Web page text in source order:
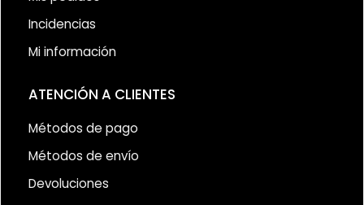
Incidencias
Mi información
ATENCIÓN A CLIENTES
Métodos de pago
Métodos de envío
Devoluciones